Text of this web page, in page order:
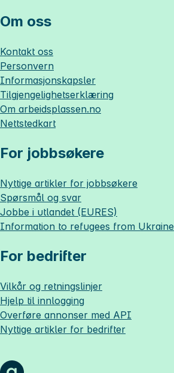
Om oss
Kontakt oss
Personvern
Informasjonskapsler
Tilgjengelighetserklæring
Om arbeidsplassen.no
Nettstedkart
For jobbsøkere
Nyttige artikler for jobbsøkere
Spørsmål og svar
Jobbe i utlandet (EURES)
Information to refugees from Ukraine
For bedrifter
Vilkår og retningslinjer
Hjelp til innlogging
Overføre annonser med API
Nyttige artikler for bedrifter